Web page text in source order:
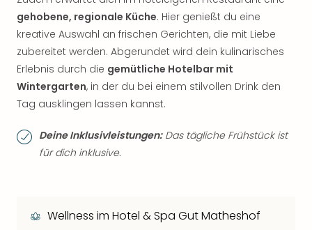
gehobene, regionale Küche. Hier genießt du eine
kreative Auswahl an frischen Gerichten, die mit Liebe
zubereitet werden. Abgerundet wird dein kulinarisches
Erlebnis durch die gemütliche Hotelbar mit
Wintergarten, in der du bei einem stilvollen Drink den
Tag ausklingen lassen kannst.
Deine Inklusivleistungen:Das tägliche Frühstück ist
für dich inklusive.
Wellness im Hotel & Spa Gut Matheshof